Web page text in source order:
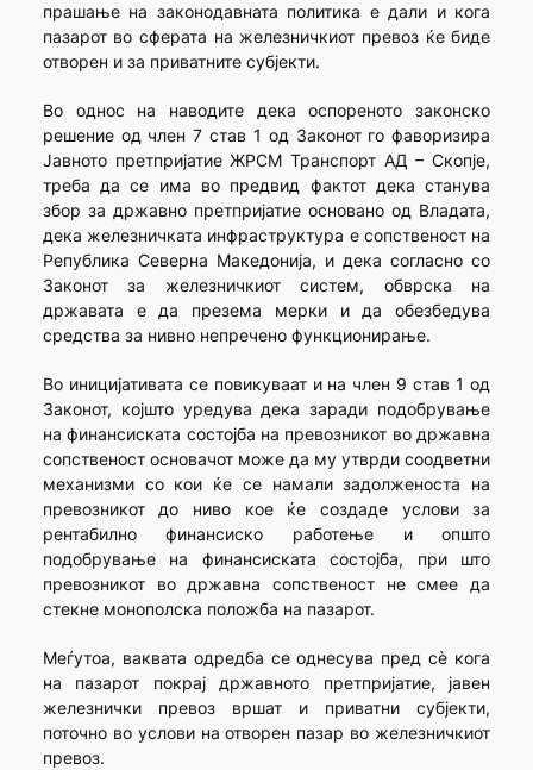
прашање на законодавната политика е дали и кога
пазарот во сферата на железничкиот превоз ќе биде
отворен и за приватните субјекти.
Во однос на наводите дека оспореното законско
решение од член 7 став 1 од Законот го фаворизира
Јавното претпријатие ЖРСМ Транспорт АД – Скопје,
треба да се има во предвид фактот дека станува
збор за државно претпријатие основано од Владата,
дека железничката инфраструктура е сопственост на
Република Северна Македонија, и дека согласно со
Законот за железничкиот систем, обврска на
државата е да презема мерки и да обезбедува
средства за нивно непречено функционирање.
Во иницијативата се повикуваат и на член 9 став 1 од
Законот, којшто уредува дека заради подобрување
на финансиската состојба на превозникот во државна
сопственост основачот може да му утврди соодветни
механизми со кои ќе се намали задолженоста на
превозникот до ниво кое ќе создаде услови за
рентабилно финансиско работење и општо
подобрување на финансиската состојба, при што
превозникот во државна сопственост не смее да
стекне монополска положба на пазарот.
Меѓутоа, ваквата одредба се однесува пред сè кога
на пазарот покрај државното претпријатие, јавен
железнички превоз вршат и приватни субјекти,
поточно во услови на отворен пазар во железничкиот
превоз.